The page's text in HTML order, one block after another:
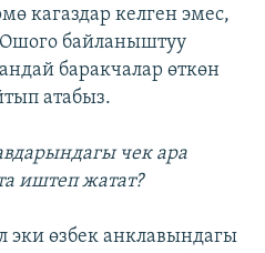
кагаздар келген эмес,
байланыштуу
баракчалар өткөн
атабыз.
чек ара
иштеп жатат?
эки өзбек анклавындагы